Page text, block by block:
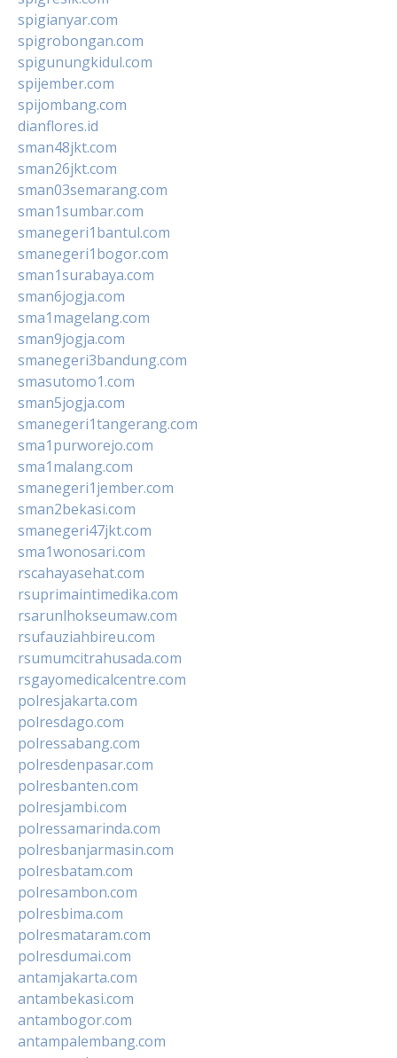
spigianyar.com
spigrobongan.com
spigunungkidul.com
spijember.com
spijombang.com
dianflores.id
sman48jkt.com
sman26jkt.com
sman03semarang.com
sman1sumbar.com
smanegeri1bantul.com
smanegeri1bogor.com
sman1surabaya.com
sman6jogja.com
sma1magelang.com
sman9jogja.com
smanegeri3bandung.com
smasutomo1.com
sman5jogja.com
smanegeri1tangerang.com
sma1purworejo.com
sma1malang.com
smanegeri1jember.com
sman2bekasi.com
smanegeri47jkt.com
sma1wonosari.com
rscahayasehat.com
rsuprimaintimedika.com
rsarunlhokseumaw.com
rsufauziahbireu.com
rsumumcitrahusada.com
rsgayomedicalcentre.com
polresjakarta.com
polresdago.com
polressabang.com
polresdenpasar.com
polresbanten.com
polresjambi.com
polressamarinda.com
polresbanjarmasin.com
polresbatam.com
polresambon.com
polresbima.com
polresmataram.com
polresdumai.com
antamjakarta.com
antambekasi.com
antambogor.com
antampalembang.com